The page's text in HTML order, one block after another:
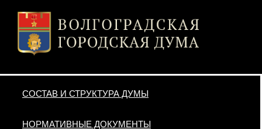
СОСТАВ И СТРУКТУРА ДУМЫ
НОРМАТИВНЫЕ ДОКУМЕНТЫ